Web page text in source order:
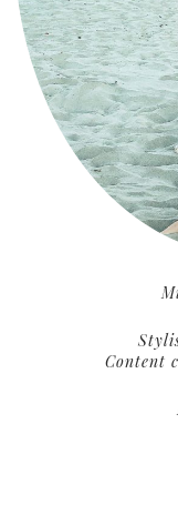
Content